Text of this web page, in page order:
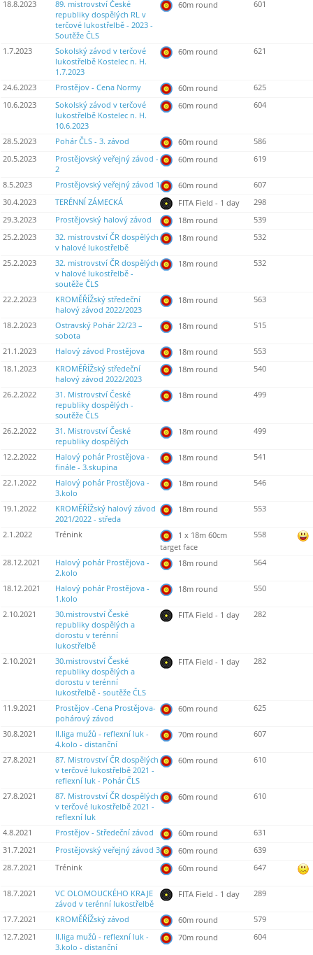
18.8.2023
89. mistrovství České
republiky dospělých RL v
terčové lukostřelbě - 2023 -
Soutěže ČLS
60m round 601
1.7.2023
Sokolský závod v terčové
lukostřelbě Kostelec n. H.
1.7.2023
60m round 621
24.6.2023 Prostějov - Cena Normy 60m round
625
10.6.2023
Sokolský závod v terčové
lukostřelbě Kostelec n. H.
10.6.2023
60m round 604
28.5.2023 Pohár ČLS - 3. závod 60m round
586
20.5.2023
Prostějovský veřejný závod -
2
60m round 619
8.5.2023 Prostějovský veřejný závod 1 60m round
607
30.4.2023
TERÉNNÍ ZÁMECKÁ FITA Field - 1 day
298
29.3.2023
Prostějovský halový závod 18m round
539
25.2.2023
32. mistrovství ČR dospělých
v halové lukostřelbě
18m round 532
25.2.2023
32. mistrovství ČR dospělých
v halové lukostřelbě -
soutěže ČLS
18m round 532
22.2.2023
KROMĚŘÍŽský středeční
halový závod 2022/2023
18m round 563
18.2.2023
Ostravský Pohár 22/23 –
sobota
18m round 515
21.1.2023 Halový závod Prostějova 18m round
553
18.1.2023
KROMĚŘÍŽský středeční
halový závod 2022/2023
18m round 540
26.2.2022
31. Mistrovství České
republiky dospělých -
soutěže ČLS
18m round 499
26.2.2022
31. Mistrovství České
republiky dospělých
18m round 499
12.2.2022
Halový pohár Prostějova -
finále - 3.skupina
18m round 541
22.1.2022
Halový pohár Prostějova -
3.kolo
18m round 546
19.1.2022
KROMĚŘÍŽský halový závod
2021/2022 - středa
18m round 553
2.1.2022 Trénink
1 x 18m 60cm
target face
558
28.12.2021
Halový pohár Prostějova -
2.kolo
18m round 564
18.12.2021
Halový pohár Prostějova -
1.kolo
18m round 550
2.10.2021
30.mistrovství České
republiky dospělých a
dorostu v terénní
lukostřelbě
FITA Field - 1 day 282
2.10.2021
30.mistrovství České
republiky dospělých a
dorostu v terénní
lukostřelbě - soutěže ČLS
FITA Field - 1 day 282
11.9.2021
Prostějov -Cena Prostějova-
pohárový závod
60m round 625
30.8.2021
II.liga mužů - reflexní luk -
4.kolo - distanční
70m round 607
27.8.2021
87. Mistrovství ČR dospělých
v terčové lukostřelbě 2021 -
reflexní luk - Pohár ČLS
60m round 610
27.8.2021
87. Mistrovství ČR dospělých
v terčové lukostřelbě 2021 -
reflexní luk
60m round 610
4.8.2021 Prostějov - Středeční závod 60m round
631
31.7.2021
Prostějovský veřejný závod 3 60m round
639
28.7.2021
Trénink 60m round 647
18.7.2021
VC OLOMOUCKÉHO KRAJE
závod v terénní lukostřelbě
FITA Field - 1 day 289
17.7.2021 KROMĚŘÍŽský závod 60m round
579
12.7.2021
II.liga mužů - reflexní luk -
3.kolo - distanční
70m round 604